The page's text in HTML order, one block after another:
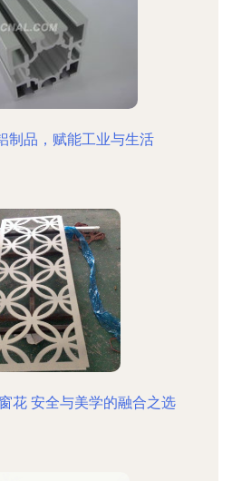
制品，赋能工业与生活
花 安全与美学的融合之选